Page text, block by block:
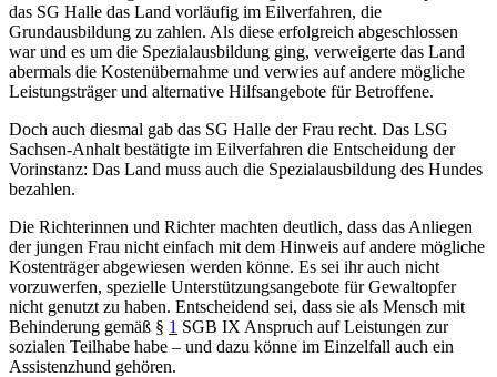
das SG Halle das Land vorläufig im Eilverfahren, die
Grundausbildung zu zahlen. Als diese erfolgreich abgeschlossen
war und es um die Spezialausbildung ging, verweigerte das Land
abermals die Kostenübernahme und verwies auf andere mögliche
Leistungsträger und alternative Hilfsangebote für Betroffene.
Doch auch diesmal gab das SG Halle der Frau recht. Das LSG
Sachsen-Anhalt bestätigte im Eilverfahren die Entscheidung der
Vorinstanz: Das Land muss auch die Spezialausbildung des Hundes
bezahlen.
Die Richterinnen und Richter machten deutlich, dass das Anliegen
der jungen Frau nicht einfach mit dem Hinweis auf andere mögliche
Kostenträger abgewiesen werden könne. Es sei ihr auch nicht
vorzuwerfen, spezielle Unterstützungsangebote für Gewaltopfer
nicht genutzt zu haben. Entscheidend sei, dass sie als Mensch mit
Behinderung gemäß § 1 SGB IX Anspruch auf Leistungen zur
sozialen Teilhabe habe – und dazu könne im Einzelfall auch ein
Assistenzhund gehören.